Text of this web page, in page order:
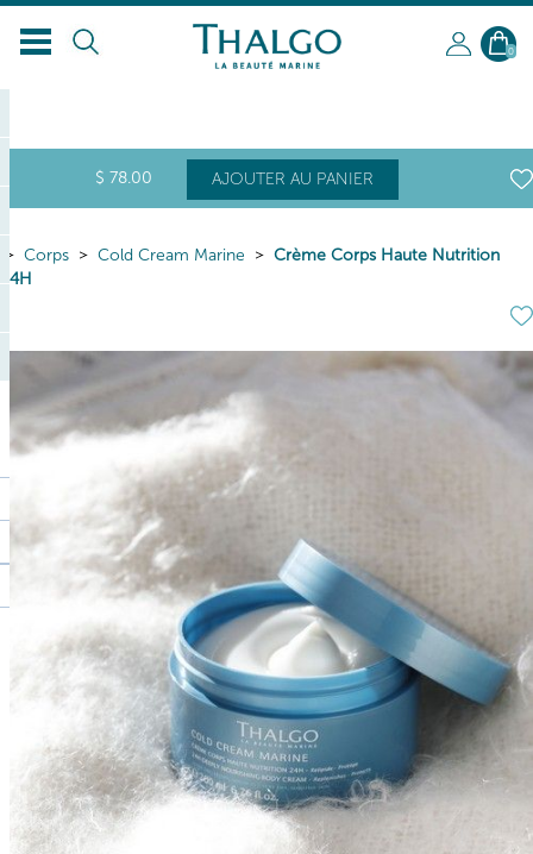
FR
0
$ 78.00 AJOUTER AU PANIER
Corps Cold Cream Marine
Crème Corps Haute Nutrition
24H